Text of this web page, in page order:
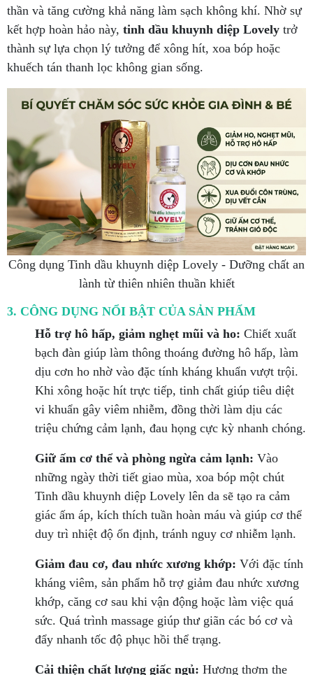
thần và tăng cường khả năng làm sạch không khí. Nhờ sự
kết hợp hoàn hảo này, tinh dầu khuynh diệp Lovely trở
thành sự lựa chọn lý tưởng để xông hít, xoa bóp hoặc
khuếch tán thanh lọc không gian sống.
Công dụng Tinh dầu khuynh diệp Lovely - Dưỡng chất an
lành từ thiên nhiên thuần khiết
3. CÔNG DỤNG NỔI BẬT CỦA SẢN PHẨM
Hỗ trợ hô hấp, giảm nghẹt mũi và ho: Chiết xuất
bạch đàn giúp làm thông thoáng đường hô hấp, làm
dịu cơn ho nhờ vào đặc tính kháng khuẩn vượt trội.
Khi xông hoặc hít trực tiếp, tinh chất giúp tiêu diệt
vi khuẩn gây viêm nhiễm, đồng thời làm dịu các
triệu chứng cảm lạnh, đau họng cực kỳ nhanh chóng.
Giữ ấm cơ thể và phòng ngừa cảm lạnh: Vào
những ngày thời tiết giao mùa, xoa bóp một chút
Tinh dầu khuynh diệp Lovely lên da sẽ tạo ra cảm
giác ấm áp, kích thích tuần hoàn máu và giúp cơ thể
duy trì nhiệt độ ổn định, tránh nguy cơ nhiễm lạnh.
Giảm đau cơ, đau nhức xương khớp: Với đặc tính
kháng viêm, sản phẩm hỗ trợ giảm đau nhức xương
khớp, căng cơ sau khi vận động hoặc làm việc quá
sức. Quá trình massage giúp thư giãn các bó cơ và
đẩy nhanh tốc độ phục hồi thể trạng.
Cải thiện chất lượng giấc ngủ: Hương thơm the